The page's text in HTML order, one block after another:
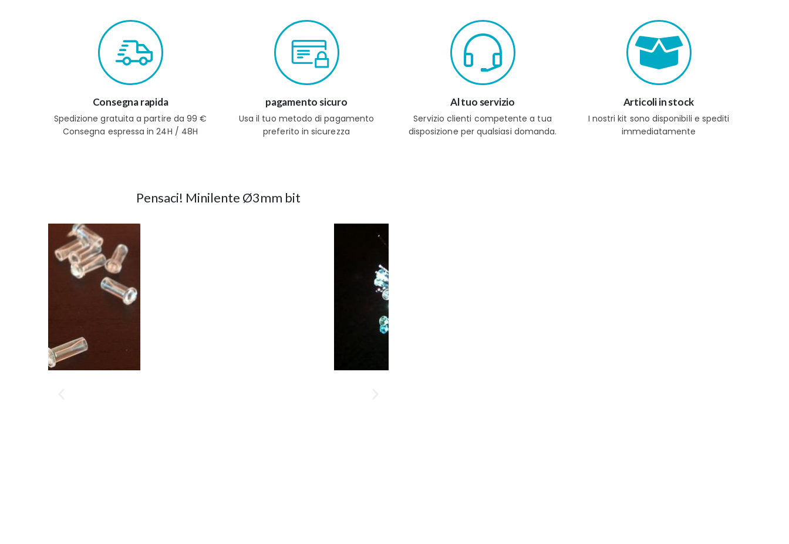
Consegna rapida
Spedizione gratuita a partire da 99 €
Consegna espressa in 24H / 48H
pagamento sicuro
Usa il tuo metodo di pagamento
preferito in sicurezza
Al tuo servizio
Servizio clienti competente a tua
disposizione per qualsiasi domanda.
Articoli in stock
I nostri kit sono disponibili e spediti
immediatamente
Pensaci! Minilente Ø3mm bit